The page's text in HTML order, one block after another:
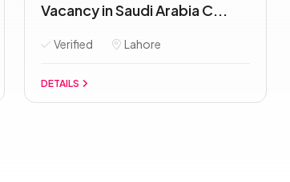
Vacancy in Saudi Arabia C...
Verified Lahore
DETAILS